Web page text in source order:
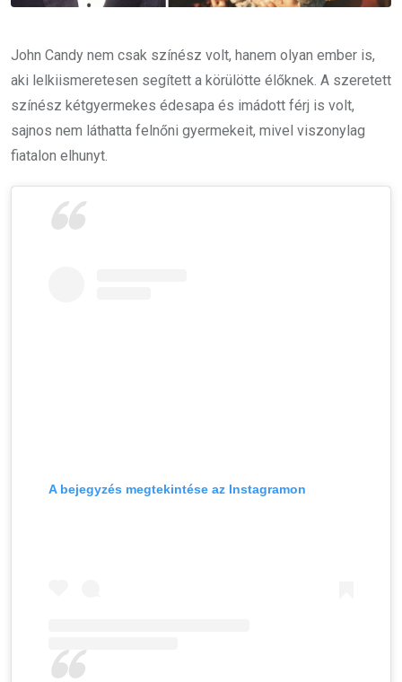
John Candy nem csak színész volt, hanem olyan ember is,
aki lelkiismeretesen segített a körülötte élőknek. A szeretett
színész kétgyermekes édesapa és imádott férj is volt,
sajnos nem láthatta felnőni gyermekeit, mivel viszonylag
fiatalon elhunyt.
A bejegyzés megtekintése az Instagramon